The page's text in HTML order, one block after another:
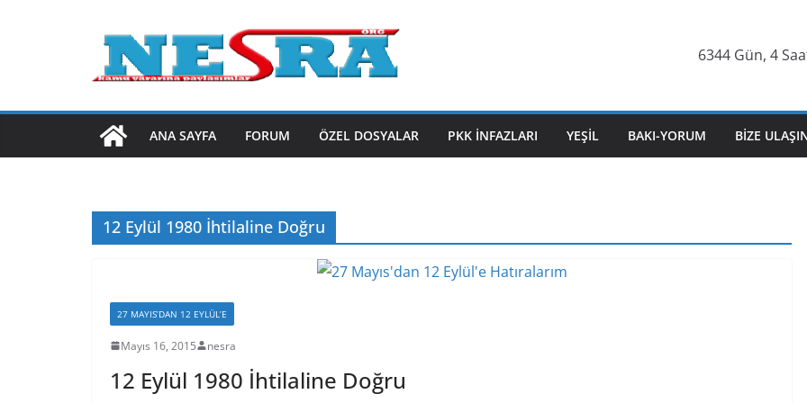
6344 Gün, 4
ANA SAYFA FORUM ÖZEL DOSYALAR PKK İNFAZLARI YEŞIL BAKI-YORUM BIZE
12 Eylül 1980 İhtilaline Doğru
27 MAYIS’DAN 12 EYLÜL’E
Mayıs 16, 2015 nesra
12 Eylül 1980 İhtilaline Doğru